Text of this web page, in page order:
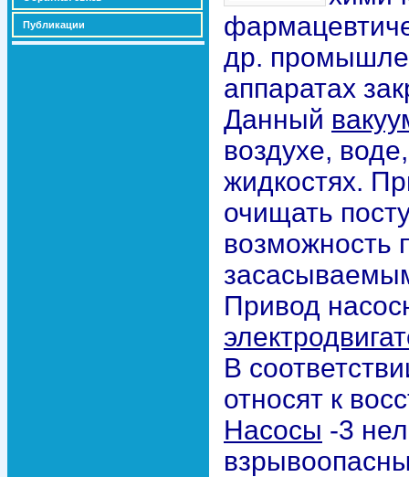
Публикации
др.
аппаратах
Данный
воздухе,
жидкостях.
очищать
возможность
Привод
В
относят к
Насосы -3